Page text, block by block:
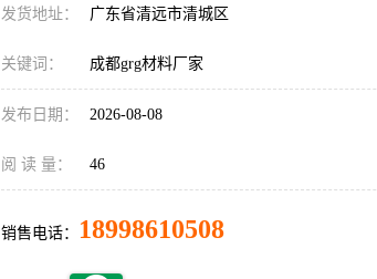
发货地址： 广东省清远市清城区
关键词： 成都grg材料厂家
发布日期： 2026-08-08
阅 读 量： 46
销售电话： 18998610508